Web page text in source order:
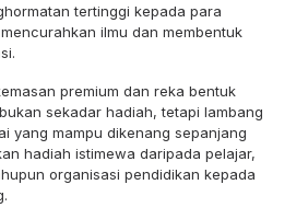
tertinggi kepada para
ilmu dan membentuk
premium dan reka bentuk
sekadar hadiah, tetapi lambang
yang mampu dikenang sepanjang
hadiah istimewa daripada pelajar,
organisasi pendidikan kepada